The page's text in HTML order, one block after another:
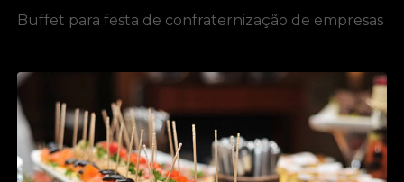
Buffet para festa de confraternização de empresas